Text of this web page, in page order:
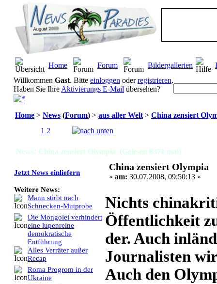
Home Forum Bildergallerien
Willkommen Gast. Bitte einloggen oderregistrieren.
Haben Sie Ihre Aktivierungs E-Mail übersehen?
Home > News (Forum) > aus aller Welt > China zensiert
1 2
News: China zensiert Olympia (Gelesen 8371 mal)
Jetzt News einliefern
Weitere News:
Mann stirbt nach
Schnecken-Mutprobe
Die Mongolei verhindert
eine lupenreine
demokratische
Entführung
Alles Verräter außer
Recap
Roma Progrom in der
Ukraine
China zensiert Olympia
« am: 30.07.2008, 09:50:13 »
Nichts
Öffentlichkeit
der. Auch
Journalisten
Auch den